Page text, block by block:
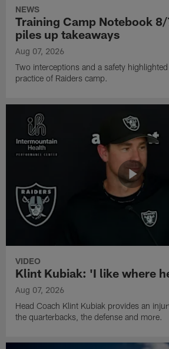
NEWS
Training Camp Notebook
piles up takeaways
Aug 07, 2026
Two interceptions and a safety
practice of Raiders camp.
VIDEO
Klint Kubiak: 'I like where
Aug 07, 2026
Head Coach Klint Kubiak provides an
the quarterbacks, the defense and more.